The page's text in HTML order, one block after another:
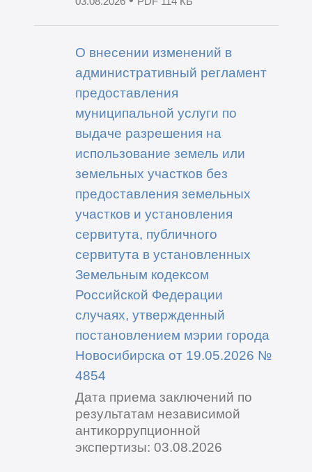
О внесении изменений в
административный регламент
предоставления
муниципальной услуги по
выдаче разрешения на
использование земель или
земельных участков без
предоставления земельных
участков и установления
сервитута, публичного
сервитута в установленных
Земельным кодексом
Российской Федерации
случаях, утвержденный
постановлением мэрии города
Новосибирска от 19.05.2026 №
4854
Дата приема заключений по
результатам независимой
антикоррупционной
экспертизы: 03.08.2026